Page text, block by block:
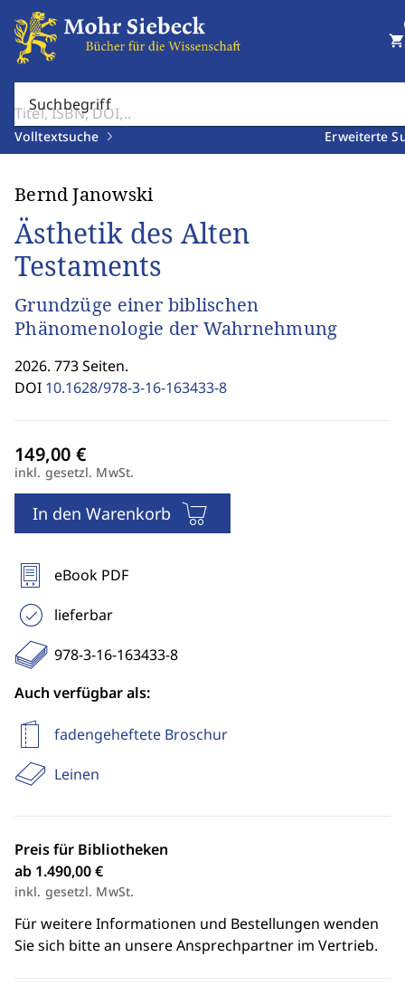
Suchbegriff
Volltextsuche Erweiterte
shopping_cart
Bernd Janowski
Ästhetik des Alten
Testaments
Grundzüge einer biblischen
Phänomenologie der Wahrnehmung
2026. 773 Seiten.
DOI 10.1628/978-3-16-163433-8
inkl. gesetzl. MwSt.
In den Warenkorb
eBook PDF
lieferbar
978-3-16-163433-8
Auch verfügbar als:
fadengeheftete Broschur
Leinen
Preis für Bibliotheken
ab 1.490,00 €
inkl. gesetzl. MwSt.
Für weitere Informationen und Bestellungen wenden
Sie sich bitte an unsere Ansprechpartner im Vertrieb.